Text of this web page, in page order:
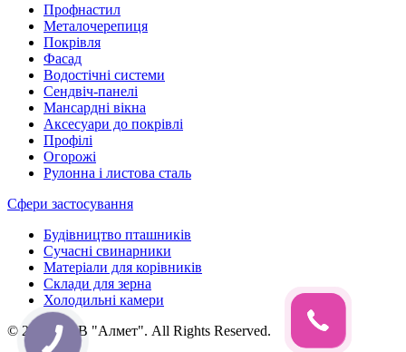
Профнастил
Металочерепиця
Покрівля
Фасад
Водостічні системи
Сендвіч-панелі
Мансардні вікна
Аксесуари до покрівлі
Профілі
Огорожі
Рулонна і листова сталь
Сфери застосування
Будівництво пташників
Сучасні свинарники
Матеріали для корівників
Склади для зерна
Холодильні камери
© 2026, ТОВ "Алмет". All Rights Reserved.